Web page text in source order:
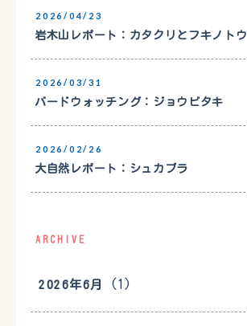
2026/04/23
岩木山レポート：カタクリとフキノトウ
2026/03/31
バードウォッチング：ジョウビタキ
2026/02/26
大自然レポート：シュカブラ
ARCHIVE
2026年6月 (1)